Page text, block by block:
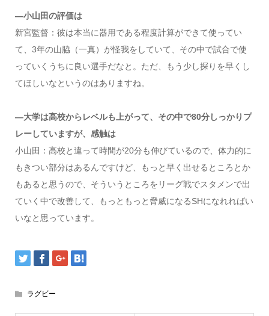
—小山田の評価は
新宮監督：彼は本当に器用である程度計算ができて使ってい
て、3年の山脇（一真）が怪我をしていて、その中で試合で使
っていくうちに良い選手だなと。ただ、もう少し探りを早くし
てほしいなというのはありますね。
—大学は高校からレベルも上がって、その中で80分しっかりプ
レーしていますが、感触は
小山田：高校と違って時間が20分も伸びているので、体力的に
もきつい部分はあるんですけど、もっと早く出せるところとか
もあると思うので、そういうところをリーグ戦でスタメンで出
ていく中で改善して、もっともっと脅威になるSHになれればい
いなと思っています。
ラグビー